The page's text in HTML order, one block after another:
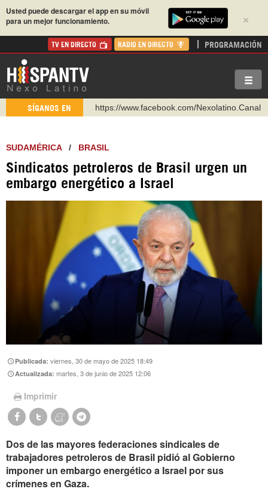
×
Usted puede descargar el app en su móvil
para un mejor funcionamiento.
TV EN DIRECTO RADIO EN DIRECTO PROGRAMACIÓN
SÍGANOS EN
https://www.facebook.com/Nexolatino.Canal
http://twitter.com/nexo_latino
https://t.me/hispantvcanal
https://urmedium.com/c/hispantv
Instagram como: hispan_tv
SUDAMÉRICA/ BRASIL
Sindicatos petroleros de Brasil urgen un
embargo energético a Israel
Publicada:viernes, 30 de mayo de 2025 18:49
Actualizada:martes, 3 de junio de 2025 12:06
Imprimir
Dos de las mayores federaciones sindicales de
trabajadores petroleros de Brasil pidió al Gobierno
imponer un embargo energético a Israel por sus
crímenes en Gaza.